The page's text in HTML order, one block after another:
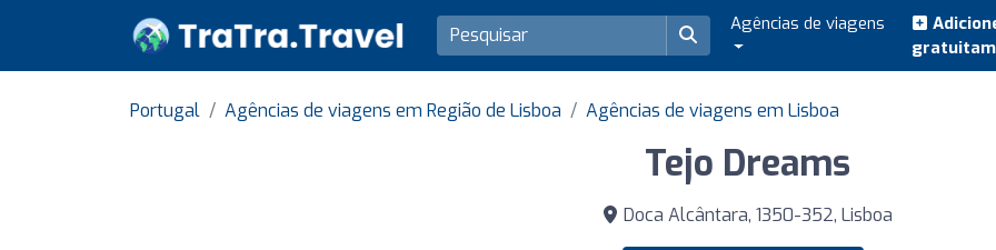
Agências de viagens
Portugal Agências de viagens em Região de Lisboa Agências de viagens em Lisboa
Tejo Dreams
Doca Alcântara, 1350-352, Lisboa